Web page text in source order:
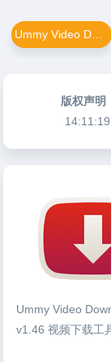
版权声明
14:11:19
Ummy Video
v1.46 视频下载工